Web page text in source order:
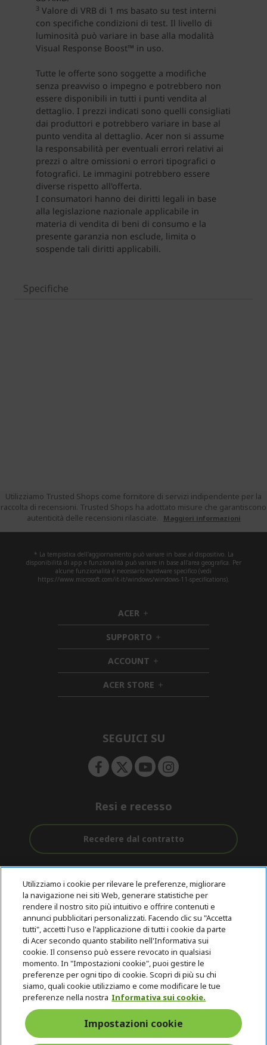
Specifiche
Utilizziamo Trusted Shops come fornitore di servizi indipendente per la
raccolta di recensioni. Trusted Shops ha adottato misure che garantiscono
autenticità delle recensioni rilasciate.
Maggiori informazioni
* La tempistica dell'aggiornamento può variare in base al dispositivo. La
disponibilità di app e funzionalità può variare in base all'area geografica. Per
alcune funzionalità è necessario hardware specifico (vedi
https://www.microsoft.com/it-it/windows/windows-11-specifications).
ACER h
i
d
d
e
n
SUPPORTO h
i
d
d
e
n
ACCOUNT h
i
d
d
ACER STORE h
i
e
SEGUICI SU
Resi e recesso
Recedere dal contratto
Gratuita
Assistenza
pre e post
acquisto
Con 0% Di
Tasso
D'interesse
© 2026 Acer Inc.
CPYou B.V. è il rivenditore autorizzato dei prodotti Acer venduti in
questo negozio online.
Italia
Utilizziamo i cookie per rilevare le preferenze, migliorare
la navigazione nei siti Web, generare statistiche per
rendere il nostro sito più intuitivo e offrire contenuti e
annunci pubblicitari personalizzati. Facendo clic su "Accetta
tutti", accetti l'uso e l'applicazione di tutti i cookie da parte
di Acer secondo quanto stabilito nell'Informativa sui
cookie. Il consenso può essere revocato in qualsiasi
momento. In "Impostazioni cookie", puoi gestire le
preferenze per ogni tipo di cookie. Scopri di più su chi
siamo, quali cookie utilizziamo e come modificare le tue
preferenze nella nostra Informativa sui cookie.
Impostazioni cookie